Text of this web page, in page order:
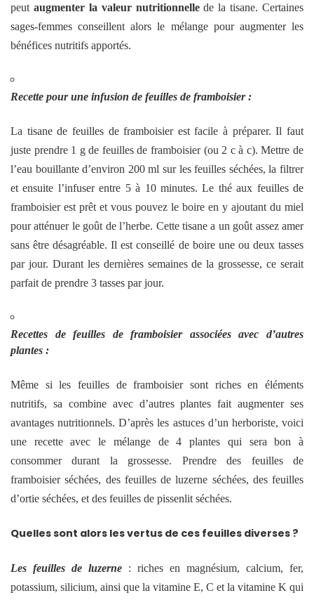
peut augmenter la valeur nutritionnellede la tisane. Certaines
sages-femmes conseillent alors le mélange pour augmenter les
bénéfices nutritifs apportés.
Recette pour une infusion de feuilles de framboisier :
La tisane de feuilles de framboisier est facile à préparer. Il faut
juste prendre 1 g de feuilles de framboisier (ou 2 c à c). Mettre de
l’eau bouillante d’environ 200 ml sur les feuilles séchées, la filtrer
et ensuite l’infuser entre 5 à 10 minutes. Le thé aux feuilles de
framboisier est prêt et vous pouvez le boire en y ajoutant du miel
pour atténuer le goût de l’herbe. Cette tisane a un goût assez amer
sans être désagréable. Il est conseillé de boire une ou deux tasses
par jour. Durant les dernières semaines de la grossesse, ce serait
parfait de prendre 3 tasses par jour.
Recettes de feuilles de framboisier associées avec d’autres
plantes :
Même si les feuilles de framboisier sont riches en éléments
nutritifs, sa combine avec d’autres plantes fait augmenter ses
avantages nutritionnels. D’après les astuces d’un herboriste, voici
une recette avec le mélange de 4 plantes qui sera bon à
consommer durant la grossesse. Prendre des feuilles de
framboisier séchées, des feuilles de luzerne séchées, des feuilles
d’ortie séchées, et des feuilles de pissenlit séchées.
Quelles sont alors les vertus de ces feuilles diverses ?
Les feuilles de luzerne : riches en magnésium, calcium, fer,
potassium, silicium, ainsi que la vitamine E, C et la vitamine K qui